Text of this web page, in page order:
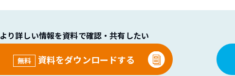
より詳しい情報を資料で確認・共有したい
無料 資料をダウンロードする